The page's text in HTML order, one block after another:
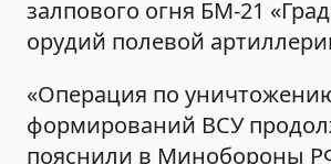
залпового огня БМ-21
орудий полевой
«Операция по
формирований ВСУ
пояснили в Минобороны